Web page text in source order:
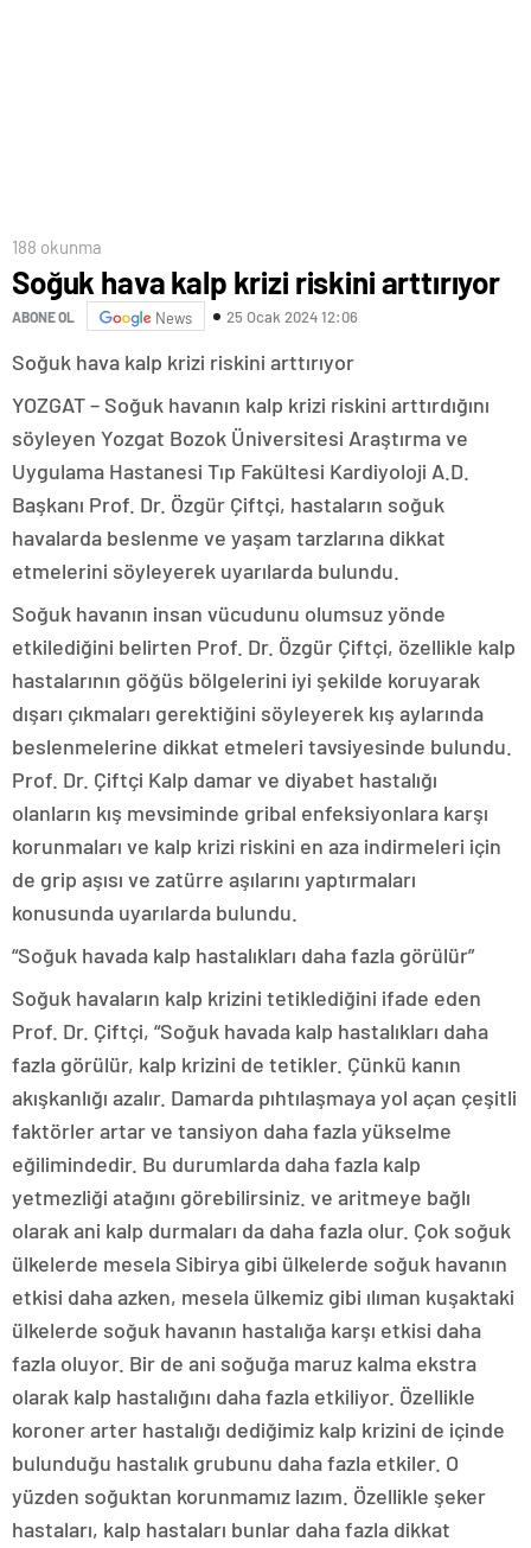
188 okunma
Soğuk hava kalp krizi riskini arttırıyor
ABONE OL News 25 Ocak 2024 12:06
Soğuk hava kalp krizi riskini arttırıyor
YOZGAT – Soğuk havanın kalp krizi riskini arttırdığını
söyleyen Yozgat Bozok Üniversitesi Araştırma ve
Uygulama Hastanesi Tıp Fakültesi Kardiyoloji A.D.
Başkanı Prof. Dr. Özgür Çiftçi, hastaların soğuk
havalarda beslenme ve yaşam tarzlarına dikkat
etmelerini söyleyerek uyarılarda bulundu.
Soğuk havanın insan vücudunu olumsuz yönde
etkilediğini belirten Prof. Dr. Özgür Çiftçi, özellikle kalp
hastalarının göğüs bölgelerini iyi şekilde koruyarak
dışarı çıkmaları gerektiğini söyleyerek kış aylarında
beslenmelerine dikkat etmeleri tavsiyesinde bulundu.
Prof. Dr. Çiftçi Kalp damar ve diyabet hastalığı
olanların kış mevsiminde gribal enfeksiyonlara karşı
korunmaları ve kalp krizi riskini en aza indirmeleri için
de grip aşısı ve zatürre aşılarını yaptırmaları
konusunda uyarılarda bulundu.
“Soğuk havada kalp hastalıkları daha fazla görülür”
Soğuk havaların kalp krizini tetiklediğini ifade eden
Prof. Dr. Çiftçi, “Soğuk havada kalp hastalıkları daha
fazla görülür, kalp krizini de tetikler. Çünkü kanın
akışkanlığı azalır. Damarda pıhtılaşmaya yol açan çeşitli
faktörler artar ve tansiyon daha fazla yükselme
eğilimindedir. Bu durumlarda daha fazla kalp
yetmezliği atağını görebilirsiniz. ve aritmeye bağlı
olarak ani kalp durmaları da daha fazla olur. Çok soğuk
ülkelerde mesela Sibirya gibi ülkelerde soğuk havanın
etkisi daha azken, mesela ülkemiz gibi ılıman kuşaktaki
ülkelerde soğuk havanın hastalığa karşı etkisi daha
fazla oluyor. Bir de ani soğuğa maruz kalma ekstra
olarak kalp hastalığını daha fazla etkiliyor. Özellikle
koroner arter hastalığı dediğimiz kalp krizini de içinde
bulunduğu hastalık grubunu daha fazla etkiler. O
yüzden soğuktan korunmamız lazım. Özellikle şeker
hastaları, kalp hastaları bunlar daha fazla dikkat